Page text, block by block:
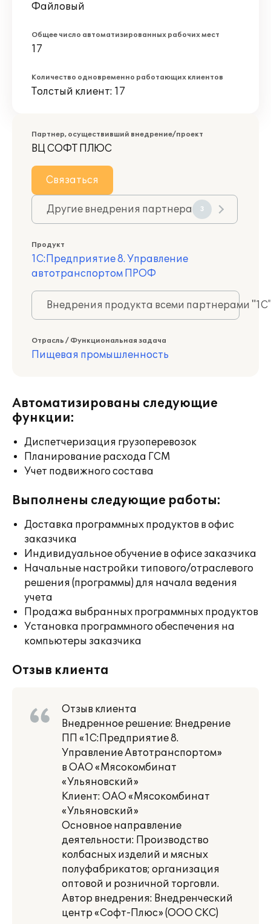
Файловый
Общее число автоматизированных рабочих мест
17
Количество одновременно работающих клиентов
Толстый клиент: 17
Партнер, осуществивший внедрение/проект
ВЦ СОФТ ПЛЮС
Связаться
Другие внедрения партнера 3
Продукт
1С:Предприятие 8. Управление
автотранспортом ПРОФ
Внедрения продукта всеми партнерами
Отрасль / Функциональная задача
Пищевая промышленность
Автоматизированы следующие
функции:
Диспетчеризация грузоперевозок
Планирование расхода ГСМ
Учет подвижного состава
Выполнены следующие работы:
Доставка программных продуктов в офис
заказчика
Индивидуальное обучение в офисе заказчика
Начальные настройки типового/отраслевого
решения (программы) для начала ведения
учета
Продажа выбранных программных продуктов
Установка программного обеспечения на
компьютеры заказчика
Отзыв клиента
Отзыв клиента
Внедренное решение: Внедрение
ПП «1С:Предприятие 8.
Управление Автотранспортом»
в ОАО «Мясокомбинат
«Ульяновский»
Клиент: ОАО «Мясокомбинат
«Ульяновский»
Основное направление
деятельности: Производство
колбасных изделий и мясных
полуфабрикатов; организация
оптовой и розничной торговли.
Автор внедрения: Внедренческий
центр «Софт-Плюс» (ООО СКС)